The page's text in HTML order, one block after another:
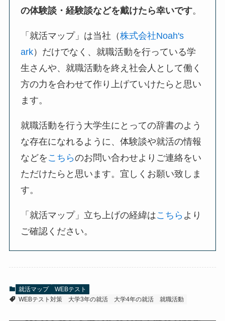
の体験談・経験談などを戴けたら幸いです。
「就活マップ」は当社（株式会社Noah's
ark）だけでなく、就職活動を行っている学
生さんや、就職活動を終え社会人として働く
方の力を合わせて作り上げていけたらと思い
ます。
就職活動を行う大学生にとっての辞書のよう
な存在になれるように、体験談や就活の情報
などを こちらのお問い合わせよりご連絡をい
ただけたらと思います。宜しくお願い致しま
す。
「就活マップ」立ち上げの経緯はこちら より
ご確認ください。
就活マップ
WEBテスト
WEBテスト対策
大学3年の就活 大学4年の就活 就職活動